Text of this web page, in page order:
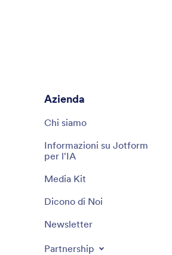
Azienda
Chi siamo
Informazioni su Jotform
per l'IA
Media Kit
Dicono di Noi
Newsletter
Partnership